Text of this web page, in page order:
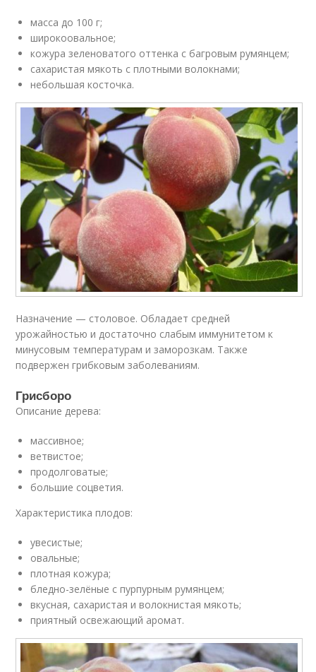
масса до 100 г;
широкоовальное;
кожура зеленоватого оттенка с багровым румянцем;
сахаристая мякоть с плотными волокнами;
небольшая косточка.
Назначение — столовое. Обладает средней
урожайностью и достаточно слабым иммунитетом к
минусовым температурам и заморозкам. Также
подвержен грибковым заболеваниям.
Грисборо
Описание дерева:
массивное;
ветвистое;
продолговатые;
большие соцветия.
Характеристика плодов:
увесистые;
овальные;
плотная кожура;
бледно-зелёные с пурпурным румянцем;
вкусная, сахаристая и волокнистая мякоть;
приятный освежающий аромат.